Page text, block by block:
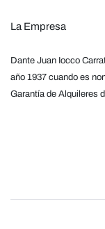
La Empresa
Dante Juan Iocco
año 1937 cuando es
Garantía de Alquileres